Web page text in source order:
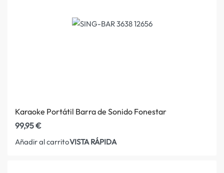
Karaoke Portátil Barra de Sonido Fonestar
99,95€
Añadir al carritoVISTA RÁPIDA